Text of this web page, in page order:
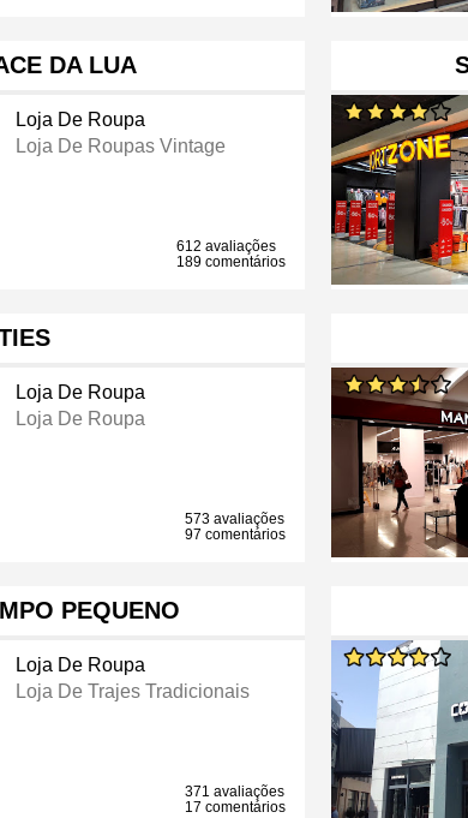
DA LUA
Loja De Roupa
Loja De Roupas Vintage
612 avaliações
189 comentários
Loja De Roupa
Loja De Roupa
573 avaliações
97 comentários
PEQUENO
Loja De Roupa
Loja De Trajes Tradicionais
371 avaliações
17 comentários